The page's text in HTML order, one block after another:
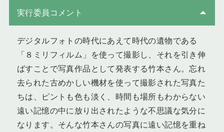
実行委員コメント
デジタルフォトの時代にあえて時代の遺物である
「８ミリフィルム」を使って撮影し、それを引き伸
ばすことで写真作品として発表する竹本さん。忘れ
去られた古めかしい機材を使って撮影された写真た
ちは、ピントも色も淡く、時間も場所もわからない
遠い記憶の中に放り出されたような不思議な気分に
なります。そんな竹本さんの写真に遠い記憶を重ね